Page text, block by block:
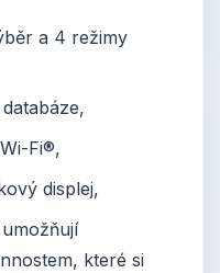
a 4 režimy
Fi®,
displej,
které si